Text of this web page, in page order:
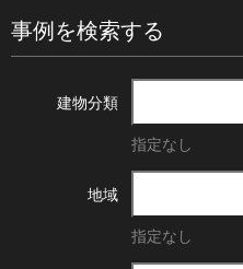
事例を検索する
建物分類
指定なし
地域
指定なし